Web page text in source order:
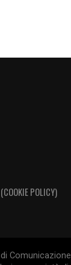
POLICY)
Comunicazione